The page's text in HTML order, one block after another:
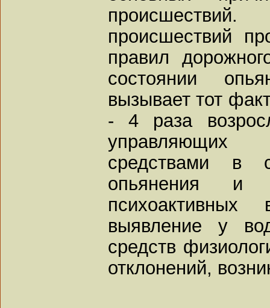
происшествий
правил
состоянии
вызывает тот
- 4 раза
управляющих
средствами в
опьянения и
психоактивных
выявление у
средств
отклонений,